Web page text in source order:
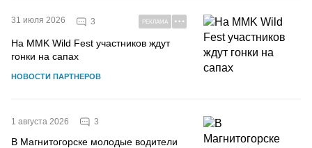
31 июля 2026 3 РЕКЛАМА
На MMK Wild Fest участников ждут
гонки на сапах
НОВОСТИ ПАРТНЕРОВ
1 августа 2026 3
В Магнитогорске молодые водители